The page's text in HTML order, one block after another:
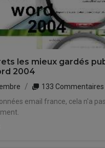
les mieux gardés
2004
133 Commentaires
email france, cela n'a